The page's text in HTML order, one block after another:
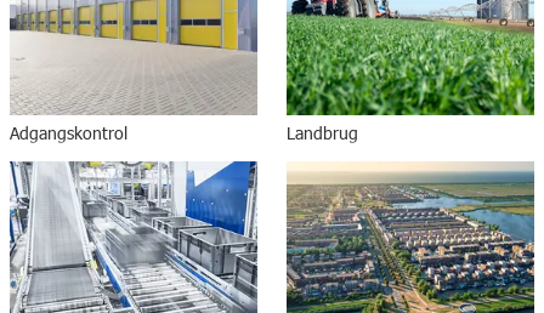
Adgangskontrol Landbrug